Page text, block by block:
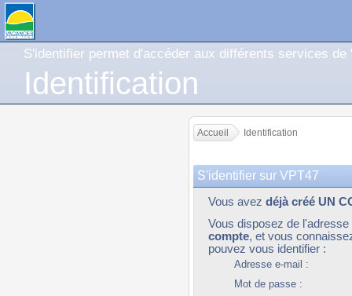
S'identifier permet d'accéder aux différents services de
Identification
Accueil Identification
S'identifier sur VPT47
Vous avez déjà créé UN
Vous disposez de
compte, et vous
pouvez vous identifier :
Adresse e-mail :
Mot de passe :